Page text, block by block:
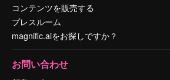
コンテンツを販売する
プレスルーム
magnific.aiをお探しですか？
お問い合わせ